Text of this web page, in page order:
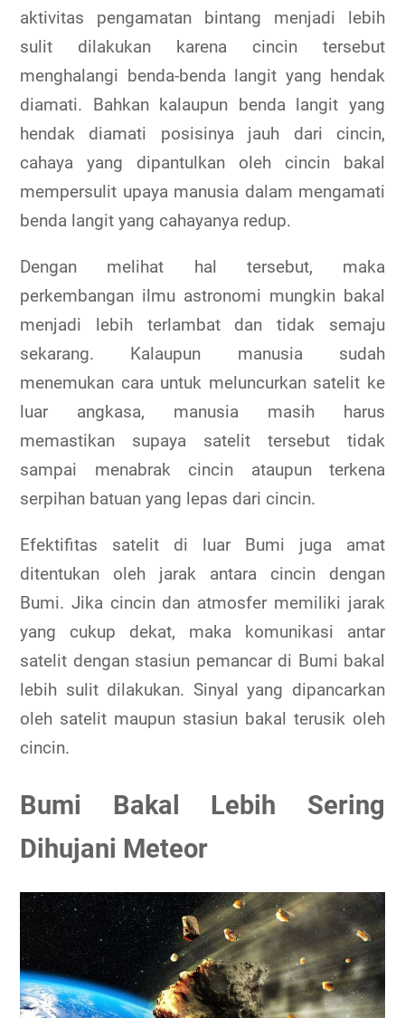
aktivitas pengamatan bintang menjadi lebih
sulit dilakukan karena cincin tersebut
menghalangi benda-benda langit yang hendak
diamati. Bahkan kalaupun benda langit yang
hendak diamati posisinya jauh dari cincin,
cahaya yang dipantulkan oleh cincin bakal
mempersulit upaya manusia dalam mengamati
benda langit yang cahayanya redup.
Dengan melihat hal tersebut, maka
perkembangan ilmu astronomi mungkin bakal
menjadi lebih terlambat dan tidak semaju
sekarang. Kalaupun manusia sudah
menemukan cara untuk meluncurkan satelit ke
luar angkasa, manusia masih harus
memastikan supaya satelit tersebut tidak
sampai menabrak cincin ataupun terkena
serpihan batuan yang lepas dari cincin.
Efektifitas satelit di luar Bumi juga amat
ditentukan oleh jarak antara cincin dengan
Bumi. Jika cincin dan atmosfer memiliki jarak
yang cukup dekat, maka komunikasi antar
satelit dengan stasiun pemancar di Bumi bakal
lebih sulit dilakukan. Sinyal yang dipancarkan
oleh satelit maupun stasiun bakal terusik oleh
cincin.
Bumi Bakal Lebih Sering
Dihujani Meteor